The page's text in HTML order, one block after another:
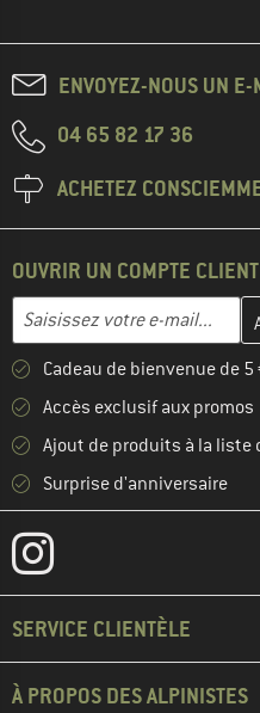
ENVOYEZ-NOUS UN E-
04 65 82 17 36
ACHETEZ
OUVRIR UN COMPTE CLIENT
Adresse e-mail
Entrez votre adresse e-mail
Cadeau de bienvenue de
Accès exclusif aux promos
Ajout de produits à la liste
Surprise d'anniversaire
SERVICE CLIENTÈLE
À PROPOS DES ALPINISTES